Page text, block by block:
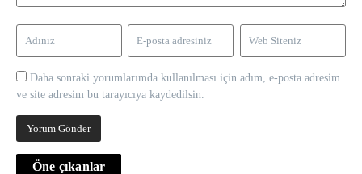
Daha sonraki yorumlarımda kullanılması için adım, e-posta adresim
ve site adresim bu tarayıcıya kaydedilsin.
Öne çıkanlar